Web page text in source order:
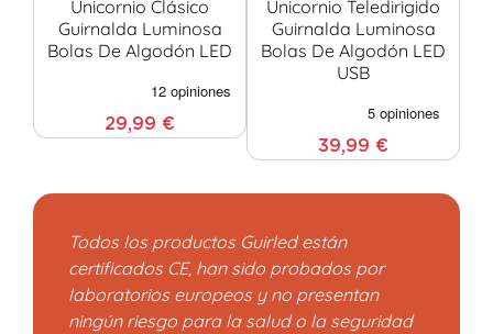
Unicornio Clásico
Guirnalda Luminosa
Bolas De Algodón LED
29,99 €
Unicornio Teledirigido
Guirnalda Luminosa
Bolas De Algodón LED
USB
39,99 €
Todos los productos Guirled están
certificados CE, han sido probados por
laboratorios europeos y no presentan
ningún riesgo para la salud o la seguridad